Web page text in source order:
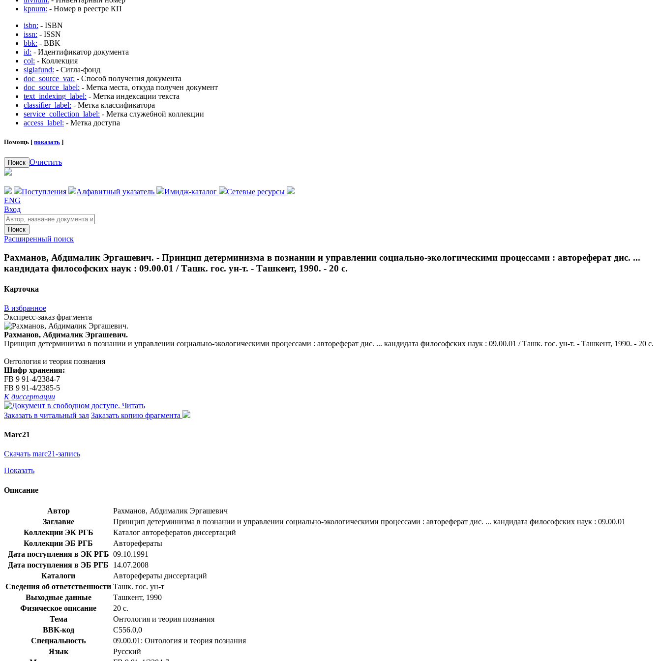
kpnum: - Номер в реестре КП
isbn: - ISBN
issn: - ISSN
bbk: - BBK
id: - Идентификатор документа
col: - Коллекция
siglafund: - Сигла-фонд
doc_source_var: - Способ получения документа
doc_source_label: - Метка места, откуда получен документ
text_indexing_label: - Метка индексации текста
classifier_label: - Метка классификатора
service_collection_label: - Метка служебной коллекции
access_label: - Метка доступа
Помощь [ показать ]
Поиск Очистить
Поступления Алфавитный указатель Имидж-каталог
Сетевые ресурсы
ENG
Вход
Поиск
Расширенный поиск
Рахманов, Абдималик Эргашевич. - Принцип детерминизма в познании и управлении социально-экологическими процессами : автореферат дис. ...
кандидата философских наук : 09.00.01 / Ташк. гос. ун-т. - Ташкент, 1990. - 20 с.
Карточка
В избранное
Экспресс-заказ фрагмента
Рахманов, Абдималик Эргашевич.
Принцип детерминизма в познании и управлении социально-экологическими процессами : автореферат дис. ... кандидата философских наук : 09.00.01 / Ташк. гос. ун-т. - Ташкент, 1990. - 20 с.
Онтология и теория познания
Шифр хранения:
FB 9 91-4/2384-7
FB 9 91-4/2385-5
К диссертации
Читать
Заказать в читальный зал Заказать копию фрагмента
Marc21
Скачать marc21-запись
Показать
Описание
Автор
Рахманов, Абдималик Эргашевич
Заглавие
Принцип детерминизма в познании и управлении социально-экологическими процессами : автореферат дис. ... кандидата философских наук : 09.00.01
Коллекции ЭК РГБ
Каталог авторефератов диссертаций
Коллекции ЭБ РГБ
Авторефераты
Дата поступления в ЭК РГБ 09.10.1991
Дата поступления в ЭБ РГБ
14.07.2008
Каталоги
Авторефераты диссертаций
Сведения об ответственности Ташк. гос. ун-т
Выходные данные
Ташкент, 1990
Физическое описание
20 с.
Тема
Онтология и теория познания
BBK-код
С556.0,0
Специальность
09.00.01: Онтология и теория познания
Язык
Русский